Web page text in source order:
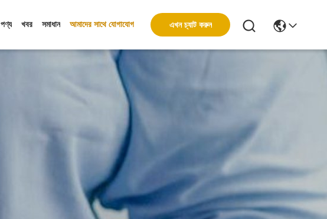
পণ্য খবর সমাধান আমাদের সাথে যোগাযোগ এখন চ্যাট করুন